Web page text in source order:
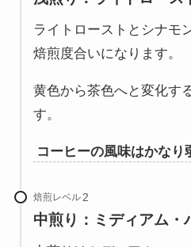
ライトローストとシナモ
焙煎度合いになります。
黄色から茶色へと変化す
す。
コーヒーの風味はかなり
焙煎レベル
中煎り：ミディアム・